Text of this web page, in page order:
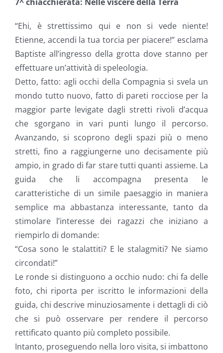
“Ehi, è strettissimo qui e non si vede niente!
Etienne, accendi la tua torcia per piacere!” esclama
Baptiste all’ingresso della grotta dove stanno per
effettuare un’attività di speleologia.
Detto, fatto: agli occhi della Compagnia si svela un
mondo tutto nuovo, fatto di pareti rocciose per la
maggior parte levigate dagli stretti rivoli d’acqua
che sgorgano in vari punti lungo il percorso.
Avanzando, si scoprono degli spazi più o meno
stretti, fino a raggiungerne uno decisamente più
ampio, in grado di far stare tutti quanti assieme. La
guida che li accompagna presenta le
caratteristiche di un simile paesaggio in maniera
semplice ma abbastanza interessante, tanto da
stimolare l’interesse dei ragazzi che iniziano a
riempirlo di domande:
“Cosa sono le stalattiti? E le stalagmiti? Ne siamo
circondati!”
Le ronde si distinguono a occhio nudo: chi fa delle
foto, chi riporta per iscritto le informazioni della
guida, chi descrive minuziosamente i dettagli di ciò
che si può osservare per rendere il percorso
rettificato quanto più completo possibile.
Intanto, proseguendo nella loro visita, si imbattono